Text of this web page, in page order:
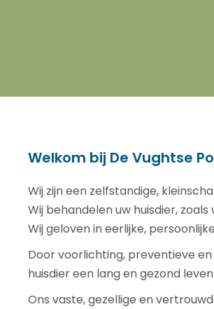
Welkom bij De Vughtse
Wij zijn een zelfstandige,
Wij behandelen uw huisdier,
Wij geloven in eerlijke,
Door voorlichting, preventieve
huisdier een lang en gezond
Ons vaste, gezellige en